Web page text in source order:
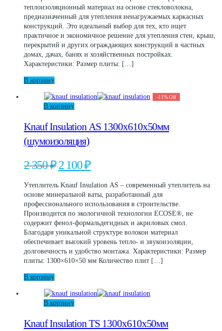
800 ₽.
теплоизоляционный материал на основе стекловолокна,
предназначенный для утепления ненагружаемых каркасных
конструкций. Это идеальный выбор для тех, кто ищет
практичное и экономичное решение для утепления стен, крыш,
перекрытий и других ограждающих конструкций в частных
домах, дачах, банях и хозяйственных постройках.
Характеристики: Размер плиты: […]
В корзину
-11% Off
В корзину
Knauf Insulation АS 1300х610х50мм
(шумоизоляция)
2 350₽ Первоначальная
цена
2
350 ₽.
2 100₽Текущая
цена:
100 ₽.
Утеплитель Knauf Insulation АS – современный утеплитель на
основе минеральной ваты, разработанный для
профессионального использования в строительстве.
Производится по экологичной технологии ECOSE®, не
содержит фенол-формальдегидных и акриловых смол.
Благодаря уникальной структуре волокон материал
обеспечивает высокий уровень тепло- и звукоизоляции,
долговечность и удобство монтажа. Характеристики: Размер
плиты: 1300×610×50 мм Количество плит […]
В корзину
В корзину
Knauf Insulation TS 1300х610х50мм